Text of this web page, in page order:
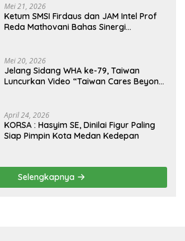
Mei 21, 2026
Ketum SMSI Firdaus dan JAM Intel Prof
Reda Mathovani Bahas Sinergi
MBG, Perkuat Pengawasan Program
Pemerintah
Mei 20, 2026
Jelang Sidang WHA ke-79, Taiwan
Luncurkan Video “Taiwan Cares Beyond
April 24, 2026
KORSA : Hasyim SE, Dinilai Figur Paling
Siap Pimpin Kota Medan Kedepan
Selengkapnya